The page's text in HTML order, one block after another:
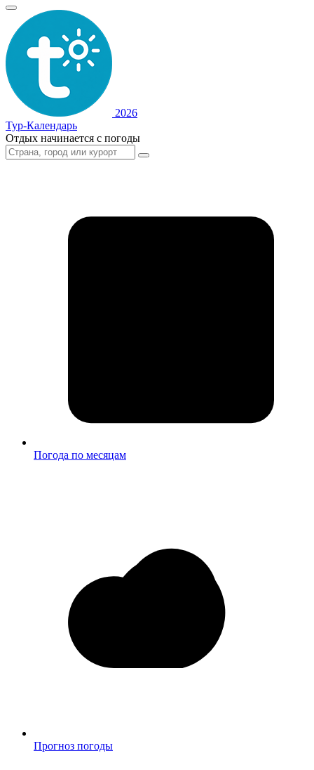
2026
Тур-Календарь
Отдых начинается с погоды
Погода по месяцам
Прогноз погоды